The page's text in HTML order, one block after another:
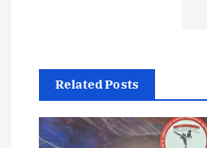
Related Posts